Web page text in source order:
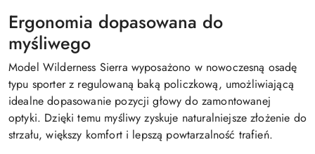
Ergonomia dopasowana do
myśliwego
Model Wilderness Sierra wyposażono w nowoczesną osadę
typu sporter z regulowaną baką policzkową, umożliwiającą
idealne dopasowanie pozycji głowy do zamontowanej
optyki. Dzięki temu myśliwy zyskuje naturalniejsze złożenie do
strzału, większy komfort i lepszą powtarzalność trafień.